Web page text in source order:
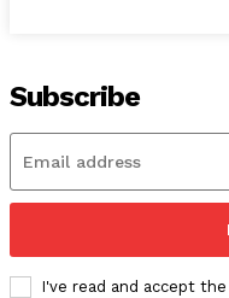
Subscribe
I've read and accept the